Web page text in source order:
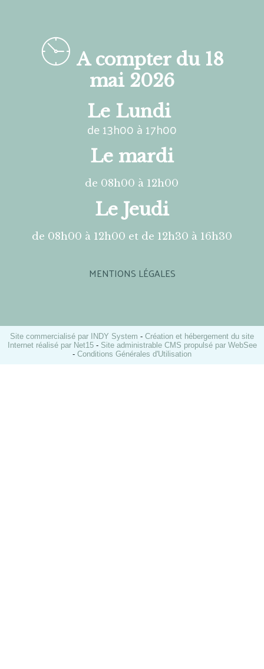
A compter du 18
mai 2026
Le Lundi
de 13h00 à 17h00
Le mardi
de 08h00 à 12h00
Le Jeudi
de 08h00 à 12h00 et de 12h30 à 16h30
MENTIONS LÉGALES
Site commercialisé par INDY System - Création et hébergement du site
Internet réalisé par Net15- Site administrable CMS propulsé par WebSee
- Conditions Générales d'Utilisation